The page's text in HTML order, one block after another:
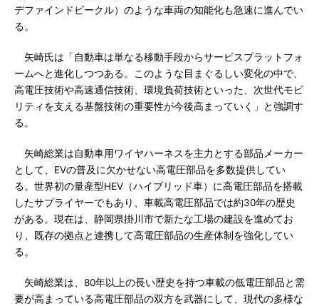
デファインドビークル）のような車両の知能化も急速に進んでい
る。
矢崎氏は「自動車は単なる移動手段からサービスプラットフォ
ームへと進化しつつある。このような目まぐるしい変化の中で、
高電圧技術や高速通信技術、環境負荷技術といった、次世代モビ
リティを支える基盤技術の重要性が今後高まっていく」と強調す
る。
矢崎総業は自動車用ワイヤハーネスを主力とする部品メーカー
として、EVの普及に欠かせない高電圧部品を多数提供してい
る。世界初の量産型HEV（ハイブリッド車）に高電圧部品を搭載
したサプライヤーでもあり、車載高電圧部品では約30年の歴史
がある。現在は、静岡県掛川市で新たな工場の建設を進めてお
り、既存の拠点と連携して高電圧部品の生産体制を強化してい
る。
矢崎総業は、80年以上の長い歴史を持つ車載の低電圧部品と需
要が高まっている高電圧部品の双方を武器にして、現代の多様な